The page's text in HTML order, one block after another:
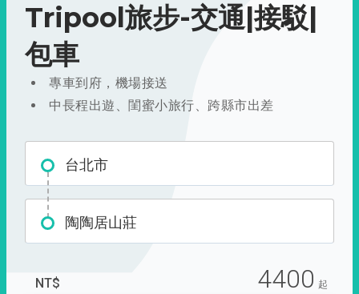
Tripool旅步-交通|接駁|
包車
專車到府，機場接送
中長程出遊、閨蜜小旅行、跨縣市出差
台北市
陶陶居山莊
NT$ 4400 起